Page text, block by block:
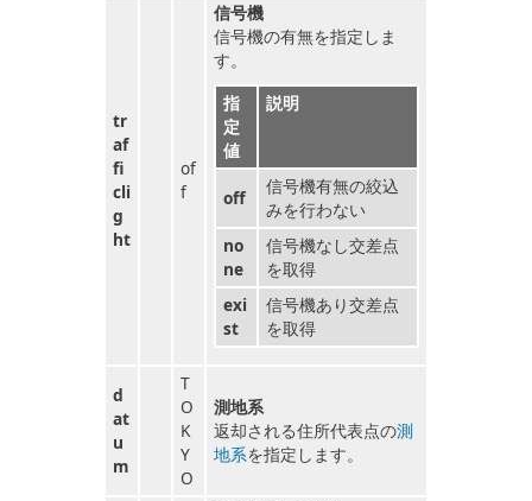
tr
af
fi
cli
g
ht
of
f
信号機
信号機の有無を指定しま
す。
指
定
値
説明
off
信号機有無の絞込
みを行わない
no
ne
信号機なし交差点
を取得
exi
st
信号機あり交差点
を取得
d
at
u
m
T
O
K
Y
O
測地系
返却される住所代表点の測
地系を指定します。